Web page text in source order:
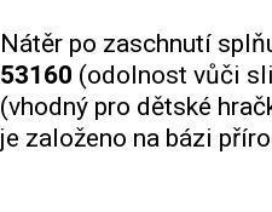
Nátěr po zaschnutí
53160 (odolnost vůči
(vhodný pro dětské
je založeno na bázi